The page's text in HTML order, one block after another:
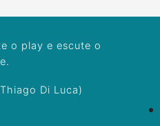
o play e escute o
Di Luca)